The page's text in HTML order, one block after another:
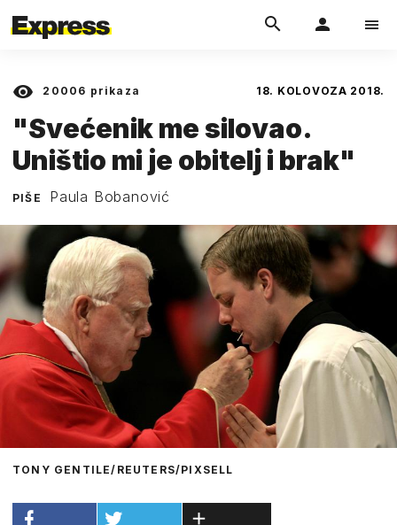
20006 prikaza 18. KOLOVOZA 2018.
"Svećenik me silovao.
Uništio mi je obitelj i brak"
PIŠE Paula Bobanović
TONY GENTILE/REUTERS/PIXSELL